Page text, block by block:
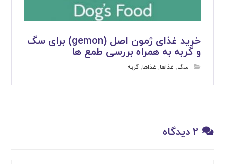
خرید غذای ژمون اصل (gemon) برای سگ
و گربه به همراه بررسی طمع ها
سگ, غذاها, غذاها,گربه
2 دیدگاه